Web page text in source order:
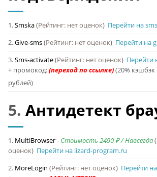
1.Smska(Рейтинг: нет оценок) Перейти на
2.Give-sms(Рейтинг: нет оценок) Перейти на
3.Sms-activate(Рейтинг: нет оценок) Перейти
+ промокод:
(20% кэшбэк
рублей)
5. Антидетект
1. MultiBrowser- Стоимость 2490 ₽ / Навсегда(
оценок) Перейти на lizard-program.ru
2. MoreLogin (Рейтинг: нет оценок) Перейти